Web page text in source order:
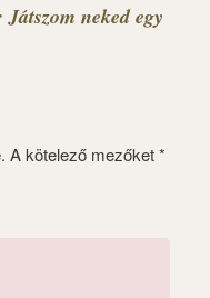
neked egy
A kötelező mezőket*